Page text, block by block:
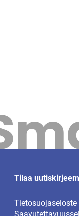
Tilaa
Tietosuojaseloste